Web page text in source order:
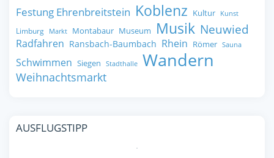
Festung Ehrenbreitstein Koblenz Kultur Kunst
Limburg Markt Montabaur Museum Musik Neuwied
Radfahren Ransbach-Baumbach Rhein Römer Sauna
Schwimmen Siegen Stadthalle Wandern
Weihnachtsmarkt
AUSFLUGSTIPP